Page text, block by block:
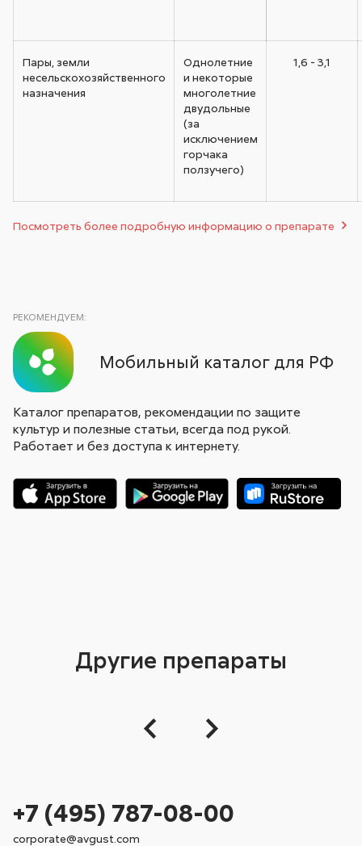
Пары, земли
несельскохозяйственного
назначения
Однолетние
и некоторые
многолетние
двудольные
(за
исключением
горчака
ползучего)
1,6 - 3,1
Посмотреть более подробную информацию о препарате
РЕКОМЕНДУЕМ:
Мобильный каталог для РФ
Каталог препаратов, рекомендации по защите
культур и полезные статьи, всегда под рукой.
Работает и без доступа к интернету.
Другие препараты
+7 (495) 787-08-00
corporate@avgust.com